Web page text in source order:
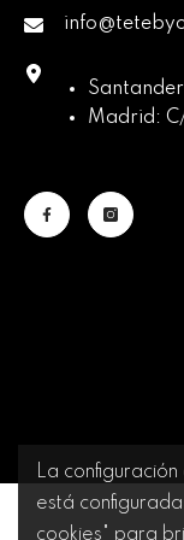
Madrid:
La
está
cookies" para